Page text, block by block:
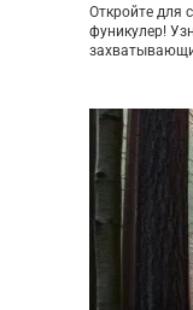
Откройте для
фуникулер!